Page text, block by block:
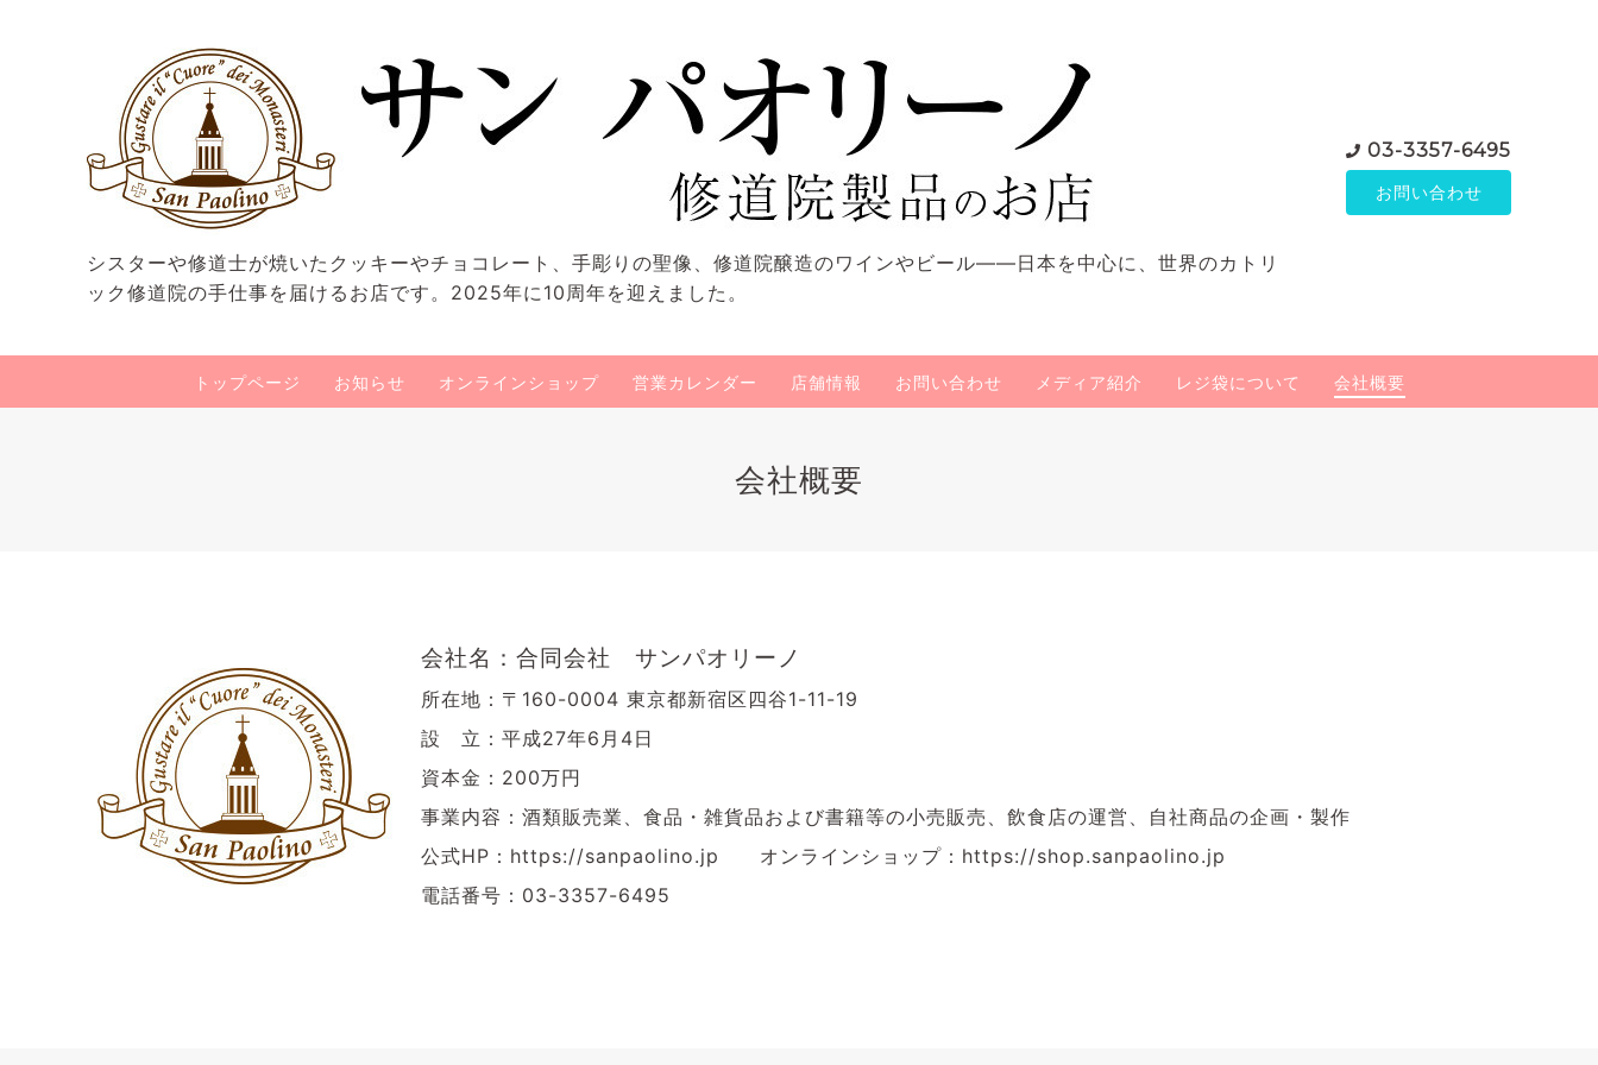
シスターや修道士が焼いたクッキーやチョコレート、手彫りの聖像、修道院醸造のワインやビール——日本を中心に、世界のカトリ
ック修道院の手仕事を届けるお店です。2025年に10周年を迎えました。
03-3357-6495
お問い合わせ
トップページ お知らせ オンラインショップ 営業カレンダー 店舗情報 お問い合わせ メディア紹介 レジ袋について 会社概要
会社概要
会社名：合同会社 サンパオリーノ
所在地：〒160-0004 東京都新宿区四谷1-11-19
設 立：平成27年6月4日
資本金：200万円
事業内容：酒類販売業、食品・雑貨品および書籍等の小売販売、飲食店の運営、自社商品の企画・製作
公式HP：https://sanpaolino.jp オンラインショップ：https://shop.sanpaolino.jp
電話番号：03-3357-6495